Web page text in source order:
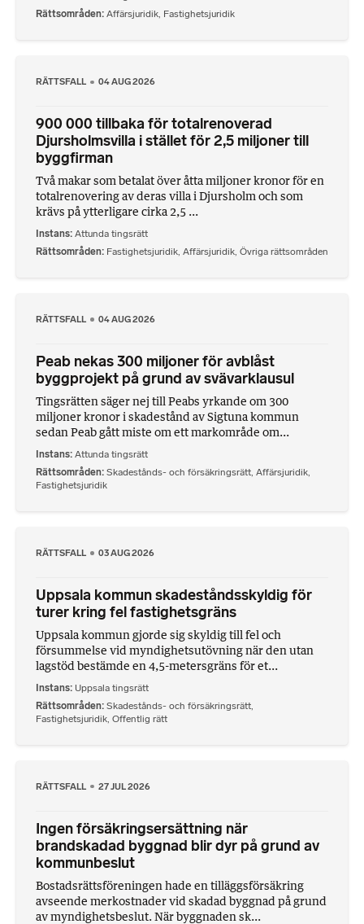
Rättsområden Affärsjuridik, Fastighetsjuridik
RÄTTSFALL 04 AUG 2026
900 000 tillbaka för totalrenoverad
Djursholmsvilla i stället för 2,5 miljoner till
byggfirman
Två makar som betalat över åtta miljoner kronor för en
totalrenovering av deras villa i Djursholm och som
krävs på ytterligare cirka 2,5 ...
Instans Attunda tingsrätt
Rättsområden Fastighetsjuridik, Affärsjuridik, Övriga rättsområden
RÄTTSFALL 04 AUG 2026
Peab nekas 300 miljoner för avblåst
byggprojekt på grund av svävarklausul
Tingsrätten säger nej till Peabs yrkande om 300
miljoner kronor i skadestånd av Sigtuna kommun
sedan Peab gått miste om ett markområde om...
Instans Attunda tingsrätt
Rättsområden Skadestånds- och försäkringsrätt Affärsjuridik
Fastighetsjuridik
RÄTTSFALL 03 AUG 2026
Uppsala kommun skadeståndsskyldig för
turer kring fel fastighetsgräns
Uppsala kommun gjorde sig skyldig till fel och
försummelse vid myndighetsutövning när den utan
lagstöd bestämde en 4,5-metersgräns för et...
Instans Uppsala tingsrätt
Rättsområden Skadestånds- och försäkringsrätt
Fastighetsjuridik Offentlig rätt
RÄTTSFALL 27 JUL 2026
Ingen försäkringsersättning när
brandskadad byggnad blir dyr på grund av
kommunbeslut
Bostadsrättsföreningen hade en tilläggsförsäkring
avseende merkostnader vid skadad byggnad på grund
av myndighetsbeslut. När byggnaden sk...